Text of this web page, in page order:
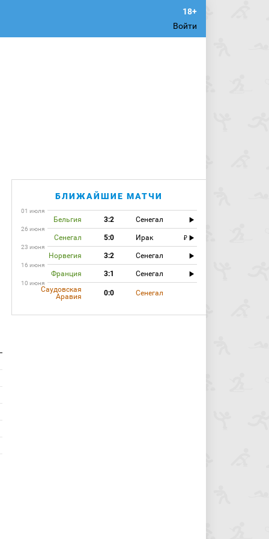
Войти
БЛИЖАЙШИЕ МАТЧИ
01 июля
Бельгия 3:2 Сенегал
26 июня
Сенегал 5:0 Ирак
23 июня
Норвегия 3:2 Сенегал
16 июня
Франция 3:1 Сенегал
10 июня
Саудовская
Аравия
0:0 Сенегал